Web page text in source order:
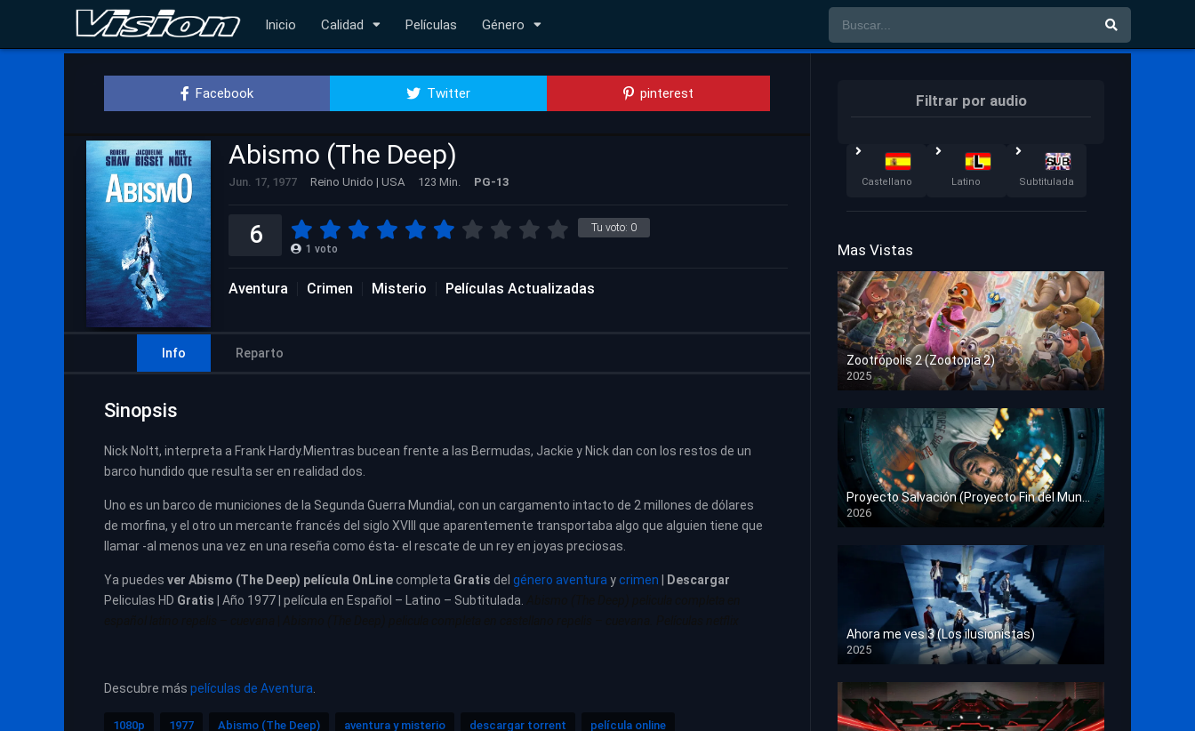
Inicio Calidad Películas Género
Facebook Twitter pinterest
Abismo (The Deep)
Jun. 17, 1977 Reino Unido | USA 123 Min. PG-13
Tu voto: 0
6 1 voto
Aventura Crimen Misterio Películas Actualizadas
Info Reparto
Sinopsis
Nick Noltt, interpreta a Frank Hardy.Mientras bucean frente a las Bermudas, Jackie y Nick dan con los restos de un
barco hundido que resulta ser en realidad dos.
Uno es un barco de municiones de la Segunda Guerra Mundial, con un cargamento intacto de 2 millones de dólares
de morfina, y el otro un mercante francés del siglo XVIII que aparentemente transportaba algo que alguien tiene que
llamar -al menos una vez en una reseña como ésta- el rescate de un rey en joyas preciosas.
Ya puedes ver Abismo (The Deep) película OnLinecompleta Gratis del género aventura ycrimen
Descargar
Peliculas HD Gratis | Año 1977 | película en Español – Latino – Subtitulada.
Descubre más películas de Aventura
1080p 1977 Abismo (The Deep) aventura y misterio descargar torrent película online
Filtrar por audio
Castellano Latino Subtitulada
Mas Vistas
Zootrópolis 2 (Zootopia 2)
2025
HD 1080p
Proyecto Salvación (Proyecto Fin del Mundo)
2026
HD 1080p
Ahora me ves 3 (Los ilusionistas)
2025
HD 1080p